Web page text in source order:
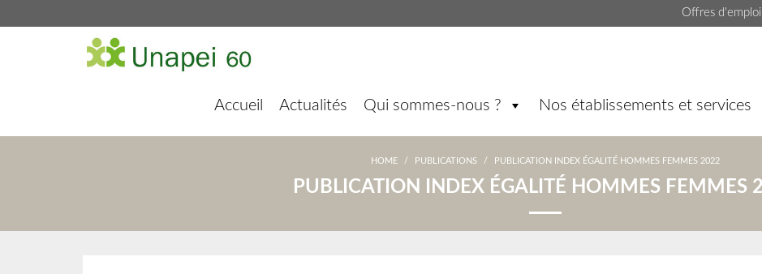
Offres d'emploi
Accueil Actualités Qui sommes-nous ? Nos établissements et services
HOME / PUBLICATIONS / PUBLICATION INDEX ÉGALITÉ HOMMES FEMMES 2022
PUBLICATION INDEX ÉGALITÉ HOMMES FEMMES